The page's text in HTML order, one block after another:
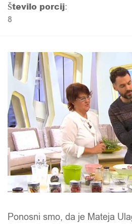
Število porcij:
8
Ponosni smo, da je Mateja